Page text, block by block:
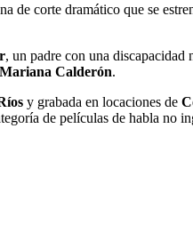
de corte dramático que se
, un padre con una discapacidad
Mariana Calderón.
y grabada en locaciones de
de películas de habla no